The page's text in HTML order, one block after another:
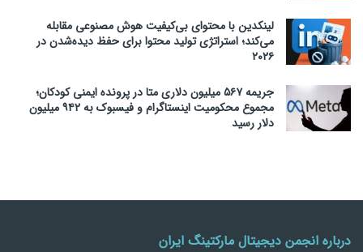
لینکدین با محتوای بی‌کیفیت هوش مصنوعی مقابله
می‌کند؛ استراتژی تولید محتوا برای حفظ دیده‌شدن در
۲۰۲۶
جریمه ۵۶۷ میلیون دلاری متا در پرونده ایمنی کودکان؛
مجموع محکومیت اینستاگرام و فیسبوک به ۹۴۲ میلیون
دلار رسید
درباره انجمن دیجیتال مارکتینگ ایران